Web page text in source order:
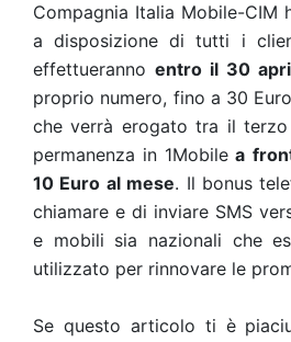
Compagnia Italia Mobile-CIM
a disposizione di tutti i
effettueranno entro il 30
proprio numero, fino a 30
che verrà erogato tra il
permanenza in 1Mobile a
10 Euro al mese. Il bonus
chiamare e di inviare SMS
e mobili sia nazionali che
utilizzato per rinnovare le
Se questo articolo ti è